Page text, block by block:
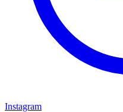
Instagram